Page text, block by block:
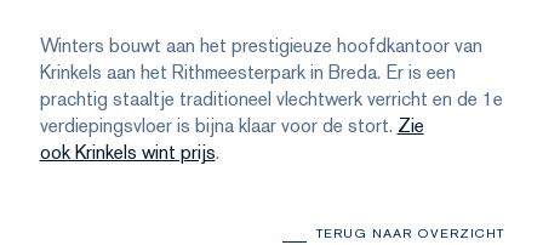
Winters bouwt aan het prestigieuze hoofdkantoor van
Krinkels aan het Rithmeesterpark in Breda. Er is een
prachtig staaltje traditioneel vlechtwerk verricht en de 1e
verdiepingsvloer is bijna klaar voor de stort. Zie
ook Krinkels wint prijs.
TERUG NAAR OVERZICHT